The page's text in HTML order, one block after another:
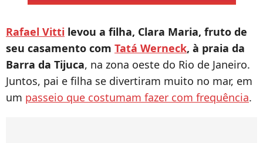
Rafael Vitti levou a filha, Clara Maria, fruto de
seu casamento com Tatá Werneck, à praia da
Barra da Tijuca, na zona oeste do Rio de Janeiro.
Juntos, pai e filha se divertiram muito no mar, em
um passeio que costumam fazer com frequência.